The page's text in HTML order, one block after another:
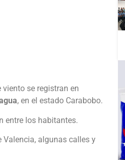
se registran en
, en el estado Carabobo.
entre los habitantes.
Valencia, algunas calles y